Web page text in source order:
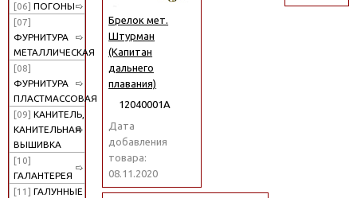
[06] ПОГОНЫ
[07]
ФУРНИТУРА
МЕТАЛЛИЧЕСКАЯ
[08]
ФУРНИТУРА
ПЛАСТМАССОВАЯ
[09] КАНИТЕЛЬ,
КАНИТЕЛЬНАЯ
ВЫШИВКА
[10]
ГАЛАНТЕРЕЯ
[11] ГАЛУННЫЕ
Брелок мет.
Штурман
(Капитан
дальнего
плавания)
12040001А
Дата
добавления
товара:
08.11.2020